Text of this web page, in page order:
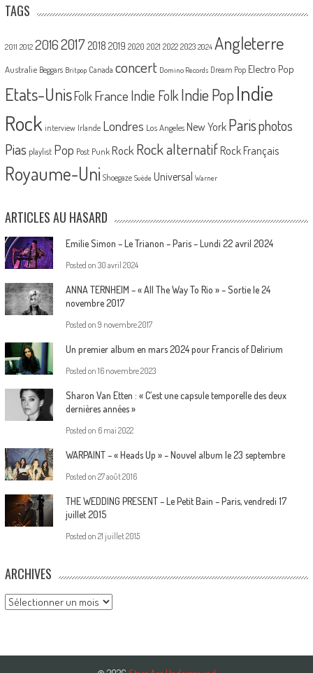
TAGS
2011 2012 20162017 2018 2019 2020 2021 2022 2023 2024 Angleterre
Australie Beggars Britpop Canada concert Domino Records Dream Pop Electro Pop
Etats-UnisFolk France Indie FolkIndie PopIndie
Rock interview Irlande Londres Los Angeles New York Parisphotos
Pias playlist Pop Post Punk Rock Rock alternatif Rock Français
Royaume-Uni Shoegaze Suède Universal Warner
ARTICLES AU HASARD
Emilie Simon – Le Trianon – Paris – Lundi 22 avril 2024
Posted on 30 avril 2024
ANNA TERNHEIM – « All The Way To Rio » – Sortie le 24
novembre 2017
Posted on 9 novembre 2017
Un premier album en mars 2024 pour Francis of Delirium
Posted on 16 novembre 2023
Sharon Van Etten : « C’est une capsule temporelle des deux
dernières années »
Posted on 6 mai 2022
WARPAINT – « Heads Up » – Nouvel album le 23 septembre
Posted on 27 août 2016
THE WEDDING PRESENT – Le Petit Bain – Paris, vendredi 17
juillet 2015
Posted on 21 juillet 2015
ARCHIVES
Archives